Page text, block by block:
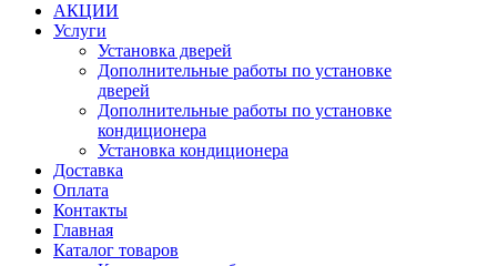
АКЦИИ
Услуги
Установка дверей
Дополнительные работы по установке
дверей
Дополнительные работы по установке
кондиционера
Установка кондиционера
Доставка
Оплата
Контакты
Главная
Каталог товаров